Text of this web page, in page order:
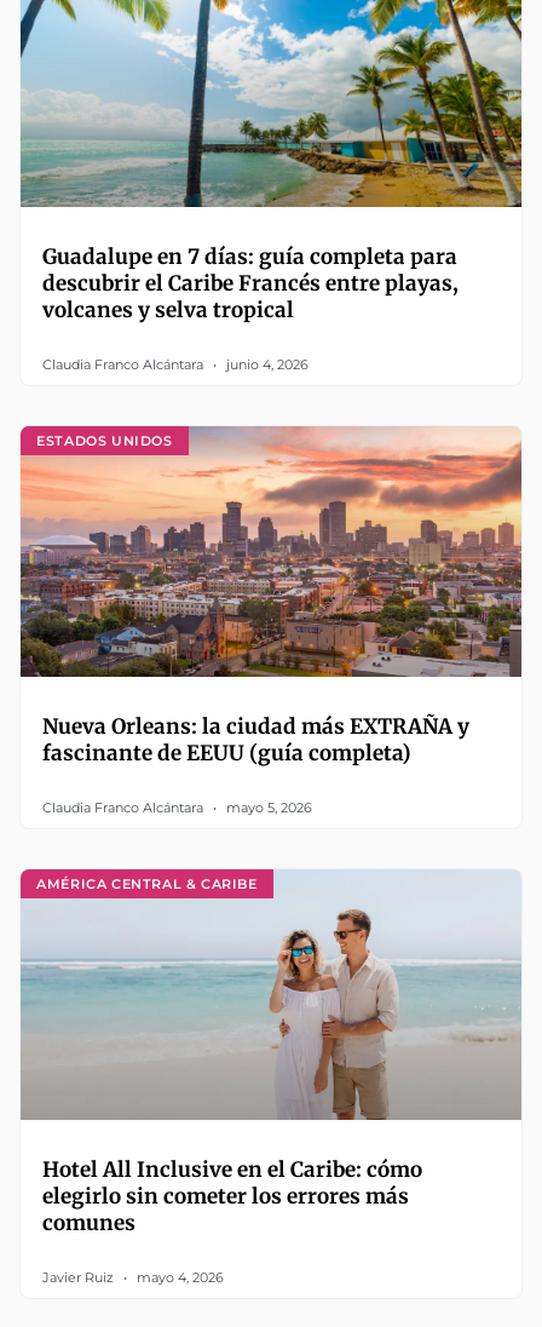
Guadalupe en 7 días: guía completa para
descubrir el Caribe Francés entre playas,
volcanes y selva tropical
Claudia Franco Alcántara junio 4, 2026
ESTADOS UNIDOS
Nueva Orleans: la ciudad más EXTRAÑA y
fascinante de EEUU (guía completa)
Claudia Franco Alcántara mayo 5, 2026
AMÉRICA CENTRAL & CARIBE
Hotel All Inclusive en el Caribe: cómo
elegirlo sin cometer los errores más
comunes
Javier Ruiz mayo 4, 2026